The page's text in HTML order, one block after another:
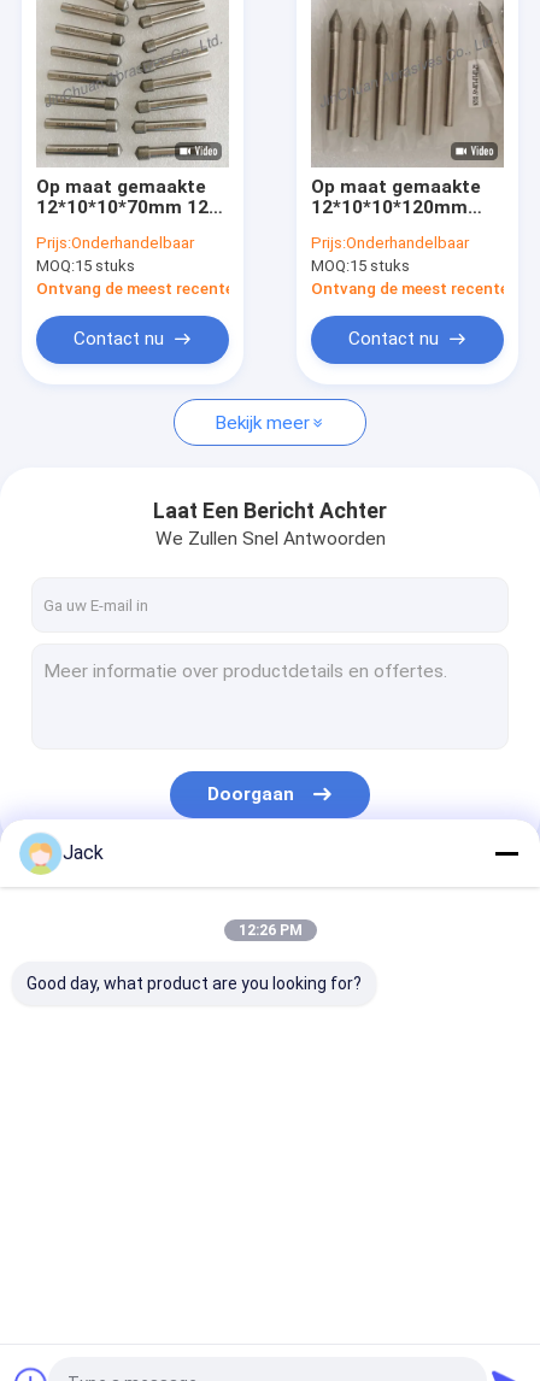
gegalvaniseerd diamantblad
CBN Scherp Wiel
het malende wiel van de harsband
Gesinterde Diamantwielen
Diamant Malend Wiel voor Remstootkussens
Op maat gemaakte
12*10*10*70mm 120°
Elektroplateerde
slijpstukken voor
gecementiseerd
Prijs:Onderhandelbaar
MOQ:15 stuks
Ontvang de meest recente Prijs
Contact nu
Op maat gemaakte
12*10*10*120mm
elektrogeplateerde
slijpstiften voor
gecementeerd
Prijs:Onderhandelbaar
MOQ:15 stuks
Ontvang de meest recente
Contact nu
Bekijk meer
Laat Een Bericht Achter
We Zullen Snel Antwoorden
Doorgaan
Onze Categorieën
Jack
12:26 PM
Good day, what product are you looking for?